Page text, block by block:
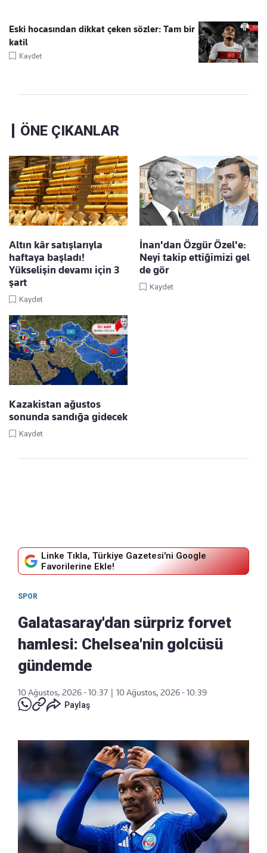
Eski hocasından dikkat çeken sözler: Tam bir
katil
Kaydet
ÖNE ÇIKANLAR
Altın kâr satışlarıyla
haftaya başladı!
Yükselişin devamı için 3
şart
Kaydet
İnan'dan Özgür Özel'e:
Neyi takip ettiğimizi gel
de gör
Kaydet
Kazakistan ağustos
sonunda sandığa gidecek
Kaydet
Linke Tıkla, Türkiye Gazetesi'ni Google
Favorilerine Ekle!
SPOR
Galatasaray'dan sürpriz forvet
hamlesi: Chelsea'nin golcüsü
gündemde
10 Ağustos, 2026 - 10:37
10 Ağustos, 2026 - 10:39
Paylaş